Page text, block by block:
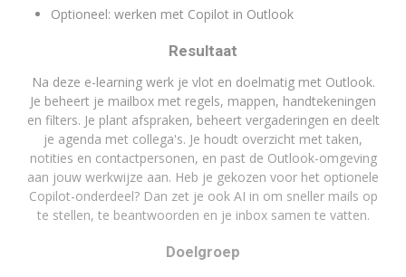
Optioneel: werken met Copilot in Outlook
Resultaat
Na deze e-learning werk je vlot en doelmatig met Outlook.
Je beheert je mailbox met regels, mappen, handtekeningen
en filters. Je plant afspraken, beheert vergaderingen en deelt
je agenda met collega's. Je houdt overzicht met taken,
notities en contactpersonen, en past de Outlook-omgeving
aan jouw werkwijze aan. Heb je gekozen voor het optionele
Copilot-onderdeel? Dan zet je ook AI in om sneller mails op
te stellen, te beantwoorden en je inbox samen te vatten.
Doelgroep